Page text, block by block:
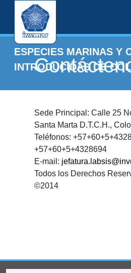
ESPECIES MARINAS Y
INTRODUCIDAS DE
Sede Principal: Calle 25
Santa Marta D.T.C.H.,
Teléfonos:
+57+60+5+4328694
E-mail:
Todos los Derechos
©2014